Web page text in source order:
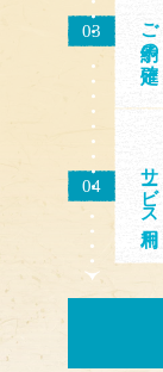
03
ご予約
の確定
04
サ
ビス